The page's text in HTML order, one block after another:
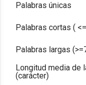
Palabras únicas
Palabras cortas (
Palabras largas
Longitud media de
(carácter)